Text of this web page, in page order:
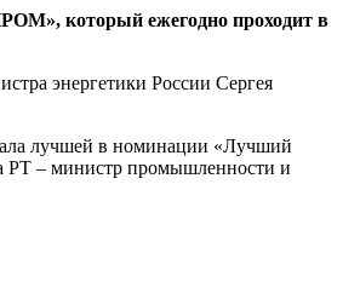
который ежегодно проходит в
энергетики России Сергея
лучшей в номинации «Лучший
РТ – министр промышленности и